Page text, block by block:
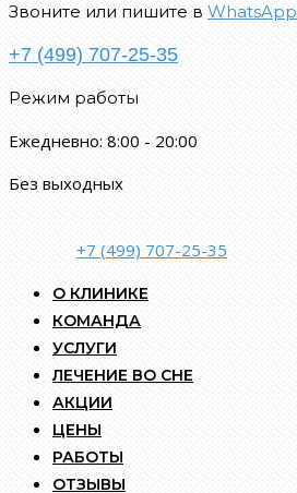
Звоните или пишите в WhatsApp
+7 (499) 707-25-35
Режим работы
Ежедневно: 8:00 - 20:00
Без выходных
+7 (499) 707-25-35
О КЛИНИКЕ
КОМАНДА
УСЛУГИ
ЛЕЧЕНИЕ ВО СНЕ
АКЦИИ
ЦЕНЫ
РАБОТЫ
ОТЗЫВЫ